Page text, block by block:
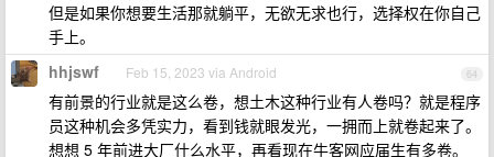
但是如果你想要生活那就躺平，无欲无求也行，选择权在你自己
手上。
64
hhjswf Feb 15, 2023 via Android
有前景的行业就是这么卷，想土木这种行业有人卷吗？就是程序
员这种机会多凭实力，看到钱就眼发光，一拥而上就卷起来了。
想想 5 年前进大厂什么水平，再看现在牛客网应届生有多卷。